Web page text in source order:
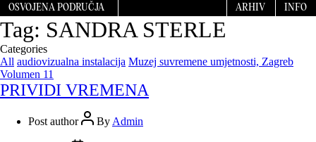
OSVOJENA PODRUČJA ARHIV INFO
Tag: SANDRA STERLE
Categories
All audiovizualna instalacija Muzej suvremene umjetnosti, Zagreb
Volumen 11
PRIVIDI VREMENA
Post author By Admin